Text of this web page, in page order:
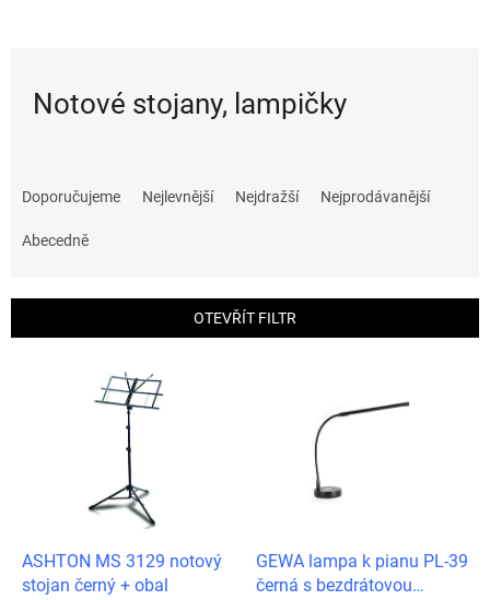
Notové stojany, lampičky
r
Doporučujeme Nejlevnější Nejdražší Nejprodávanější
Abecedně
OTEVŘÍT FILTR
ASHTON MS 3129 notový
stojan černý + obal
GEWA lampa k pianu PL-39
černá s bezdrátovou